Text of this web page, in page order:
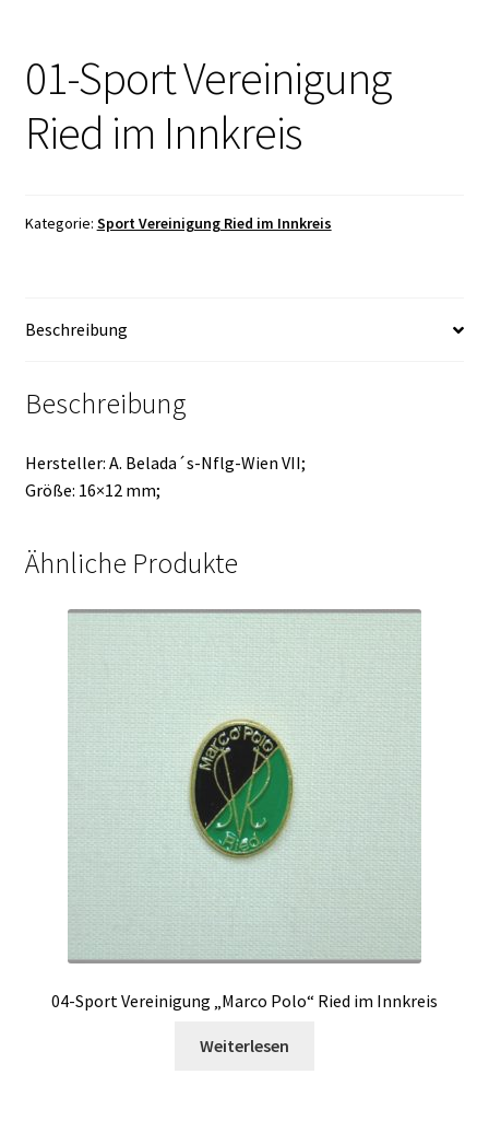
01-Sport Vereinigung
Ried im Innkreis
Kategorie: Sport Vereinigung Ried im Innkreis
Beschreibung
Beschreibung
Hersteller: A. Belada´s-Nflg-Wien VII;
Größe: 16×12 mm;
Ähnliche Produkte
04-Sport Vereinigung „Marco Polo“ Ried im Innkreis
Weiterlesen